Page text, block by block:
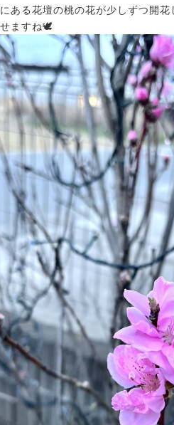
ある花壇の桃の花が少しずつ開花
ますね🕊